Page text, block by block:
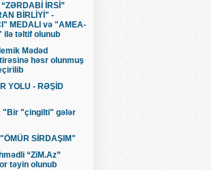
İRSİ”
BİRLİYİ" -
MEDALI və "AMEA-
ilə təltif olunub
Mədəd
həsr olunmuş
YOLU - RƏŞİD
"Bir "çingilti" gələr
SİRDAŞIM"
“ZiM.Az”
təyin olunub